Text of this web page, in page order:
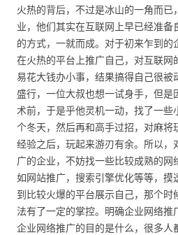
火热的背后，不过是冰山的一角而
业，他们其实在互联网上早已经准
的方式，一就而成。对于初来乍到
在火热的平台上推广自己，对互联网
易花大钱办小事，结果搞得自己很被
盛行，一位大叔也想一试身手，但是
术前，于是乎他灵机一动，找了一些
个冬天，然后再和高手过招，对麻将
经验之后，玩起来游刃有余。所以，
广的企业，不妨找一些比较成熟的网
如网站推广，搜索引擎优化等等，摸
到比较火爆的平台展示自己，那个时
法有了一定的掌控。明确企业网络
企业网络推广的目的是什么，很多人